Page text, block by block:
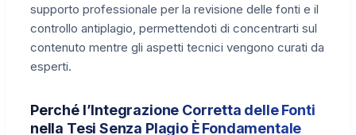
supporto professionale per la revisione delle fonti e il
controllo antiplagio, permettendoti di concentrarti sul
contenuto mentre gli aspetti tecnici vengono curati da
esperti.
Perché l’Integrazione Corretta delle Fonti
nella Tesi Senza Plagio È Fondamentale